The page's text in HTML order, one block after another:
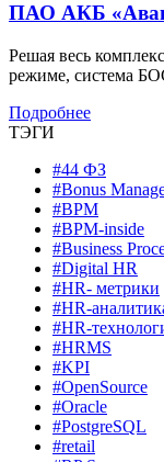
ПАО АКБ
Решая весь
режиме, система
Подробнее
ТЭГИ
#44 ФЗ
#Bonus
#BPM
#BPM-inside
#Business
#Digital HR
#HR- метрики
#HR-
#HR-
#HRMS
#KPI
#OpenSource
#Oracle
#PostgreSQL
#retail